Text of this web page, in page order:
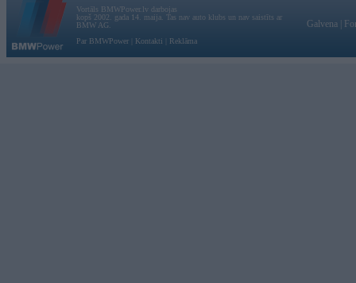
Vortāls BMWPower.lv darbojas
kopš 2002. gada 14. maija. Tas nav auto klubs un nav saistīts ar
BMW AG.
Par BMWPower
Kontakti Reklāma
Galvena